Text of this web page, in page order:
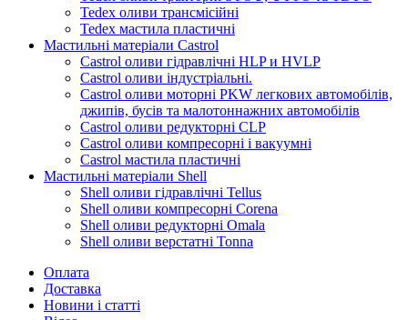
Tedex оливи трансмісійні
Tedex мастила пластичні
Мастильні матеріали Castrol
Castrol оливи гідравлічні HLP и HVLP
Castrol оливи індустріальні.
Castrol оливи моторні PKW легкових автомобілів,
джипів, бусів та малотоннажних автомобілів
Castrol оливи редукторні CLP
Castrol оливи компресорні і вакуумні
Castrol мастила пластичні
Мастильні матеріали Shell
Shell оливи гідравлічні Tellus
Shell оливи компресорні Corena
Shell оливи редукторні Omala
Shell оливи верстатні Tonna
Оплата
Доставка
Новини і статті